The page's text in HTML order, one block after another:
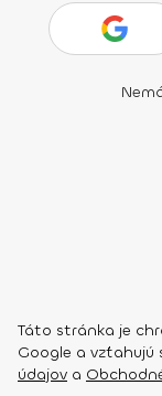
Táto stránka je
Google a vzťahujú
údajov a